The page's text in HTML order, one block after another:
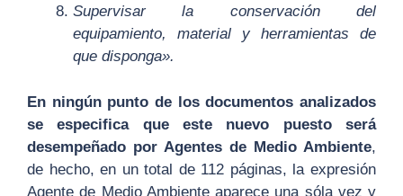
Supervisar la conservación del
equipamiento, material y herramientas de
que disponga».
En ningún punto de los documentos analizados
se especifica que este nuevo puesto será
desempeñado por Agentes de Medio Ambiente,
de hecho, en un total de 112 páginas, la expresión
Agente de Medio Ambiente aparece una sóla vez y